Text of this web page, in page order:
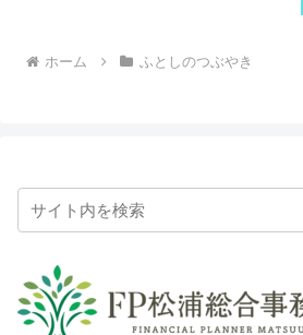
ホーム ふとしのつぶやき